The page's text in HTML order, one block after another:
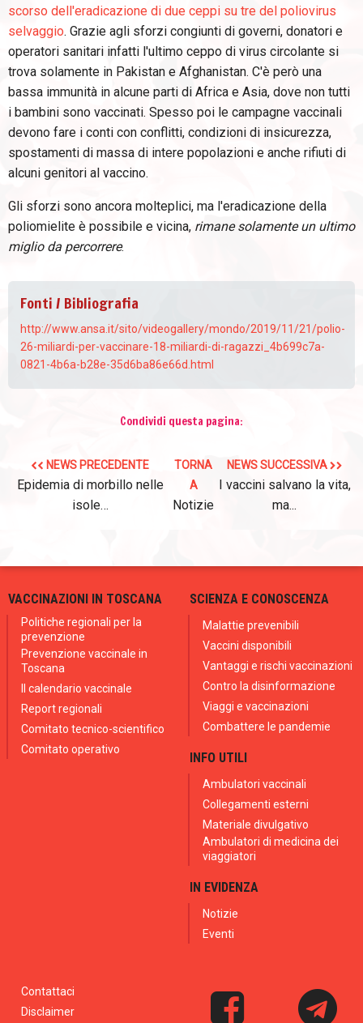
scorso dell'eradicazione di due ceppi su tre del poliovirus
selvaggio. Grazie agli sforzi congiunti di governi, donatori e
operatori sanitari infatti l'ultimo ceppo di virus circolante si
trova solamente in Pakistan e Afghanistan. C'è però una
bassa immunità in alcune parti di Africa e Asia, dove non tutti
i bambini sono vaccinati. Spesso poi le campagne vaccinali
devono fare i conti con conflitti, condizioni di insicurezza,
spostamenti di massa di intere popolazioni e anche rifiuti di
alcuni genitori al vaccino.
Gli sforzi sono ancora molteplici, ma l'eradicazione della
poliomielite è possibile e vicina, rimane solamente un ultimo
miglio da percorrere.
Fonti / Bibliografia
http://www.ansa.it/sito/videogallery/mondo/2019/11/21/polio-
26-miliardi-per-vaccinare-18-miliardi-di-ragazzi_4b699c7a-
0821-4b6a-b28e-35d6ba86e66d.html
Condividi questa pagina:
NEWS PRECEDENTE
Epidemia di morbillo nelle
isole…
TORNA
A
Notizie
NEWS SUCCESSIVA
I vaccini salvano la vita,
ma...
VACCINAZIONI IN TOSCANA
Politiche regionali per la
prevenzione
Prevenzione vaccinale in
Toscana
Il calendario vaccinale
Report regionali
Comitato tecnico-scientifico
Comitato operativo
SCIENZA E CONOSCENZA
Malattie prevenibili
Vaccini disponibili
Vantaggi e rischi vaccinazioni
Contro la disinformazione
Viaggi e vaccinazioni
Combattere le pandemie
INFO UTILI
Ambulatori vaccinali
Collegamenti esterni
Materiale divulgativo
Ambulatori di medicina dei
viaggiatori
IN EVIDENZA
Notizie
Eventi
Contattaci
Disclaimer